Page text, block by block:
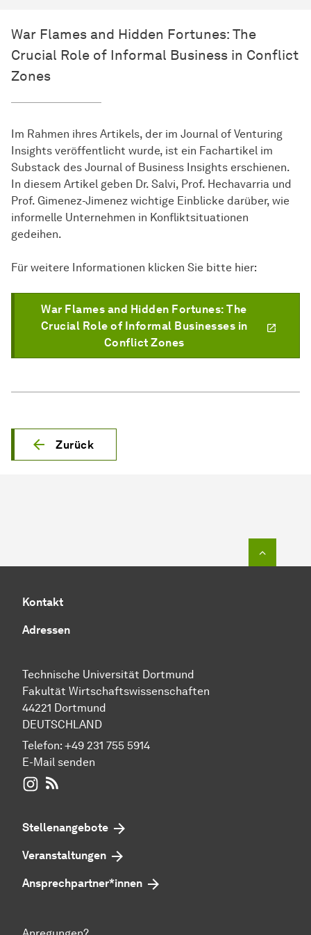
War Flames and Hidden Fortunes: The
Crucial Role of Informal Business in Conflict
Zones
Im Rahmen ihres Artikels, der im Journal of Venturing
Insights veröffentlicht wurde, ist ein Fachartikel im
Substack des Journal of Business Insights erschienen.
In diesem Artikel geben Dr. Salvi, Prof. Hechavarria und
Prof. Gimenez-Jimenez wichtige Einblicke darüber, wie
informelle Unternehmen in Konfliktsituationen
gedeihen.
Für weitere Informationen klicken Sie bitte hier:
War Flames and Hidden Fortunes: The
Crucial Role of Informal Businesses in
Conflict Zones
Zurück
Kontakt
Adressen
Technische Universität Dortmund
Fakultät Wirtschaftswissenschaften
44221 Dortmund
DEUTSCHLAND
Telefon: +49 231 755 5914
E-Mail senden
WIWI auf Instagram
Stellenangebote
Veranstaltungen
Ansprechpartner*innen